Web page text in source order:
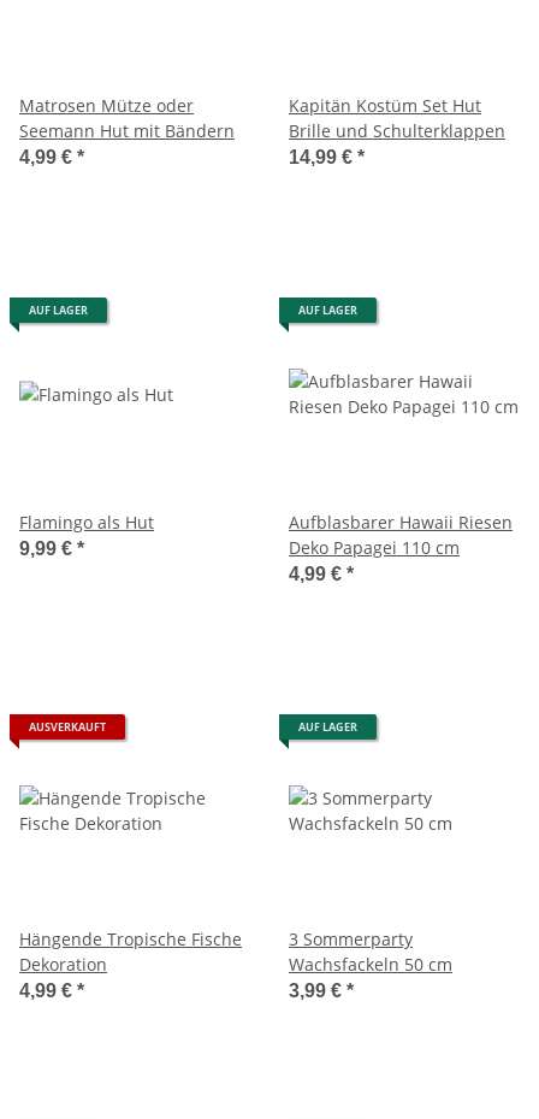
Matrosen Mütze oder
Seemann Hut mit Bändern
4,99 € *
Kapitän Kostüm Set Hut
Brille und Schulterklappen
14,99 € *
AUF LAGER
Flamingo als Hut
9,99 € *
AUF LAGER
Aufblasbarer Hawaii Riesen
Deko Papagei 110 cm
4,99 € *
AUSVERKAUFT
Hängende Tropische Fische
Dekoration
4,99 € *
AUF LAGER
3 Sommerparty
Wachsfackeln 50 cm
3,99 € *